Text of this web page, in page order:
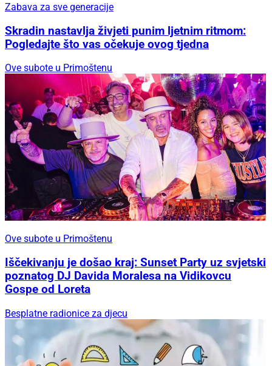
Zabava za sve generacije
Skradin nastavlja živjeti punim ljetnim ritmom:
Pogledajte što vas očekuje ovog tjedna
Ove subote u Primoštenu
Ove subote u Primoštenu
Iščekivanju je došao kraj: Sunset Party uz svjetski
poznatog DJ Davida Moralesa na Vidikovcu
Gospe od Loreta
Besplatne radionice za djecu